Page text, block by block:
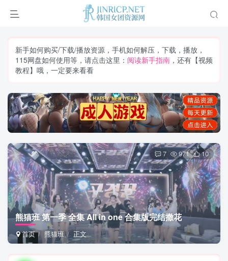
新手如何购买/下载/播放资源，手机如何解压，下载，播放，
115网盘如何使用等，请点击这里： 阅读新手指南 ，还有【视频
教程】哦，一定要来看看
熊猫班 第一季 全集 All in one 合集版完结撒花
首页 熊猫班 正文
7 971 10